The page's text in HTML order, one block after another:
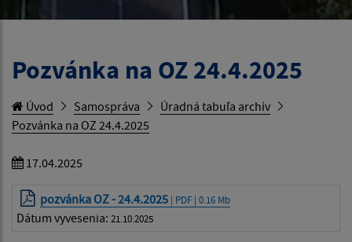
Pozvánka na OZ 24.4.2025
Úvod Samospráva
Úradná tabuľa archív
Pozvánka na OZ 24.4.2025
17.04.2025
pozvánka OZ - 24.4.2025 | PDF | 0.16 Mb
Dátum vyvesenia: 21.10.2025